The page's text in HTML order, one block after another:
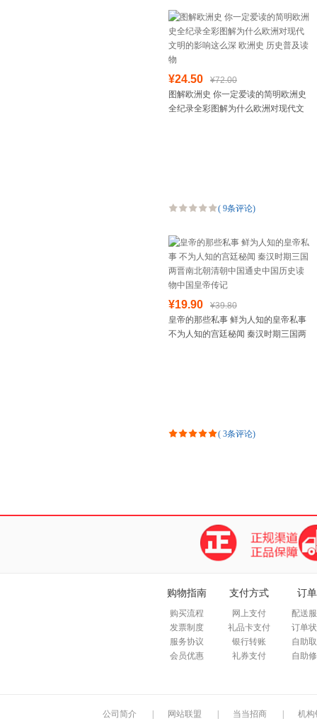
¥24.50
¥72.00
图解欧洲史 你一定爱读的简明欧洲史
全纪录全彩图解为什么欧洲对现代文
( 9条评论)
¥19.90
¥39.80
皇帝的那些私事 鲜为人知的皇帝私事
不为人知的宫廷秘闻 秦汉时期三国两
( 3条评论)
购物指南
购买流程
发票制度
服务协议
会员优惠
支付方式
网上支付
礼品卡支付
银行转账
礼券支付
订
配送
订单
自助
自助
公司简介 网站联盟 当当招商 机构